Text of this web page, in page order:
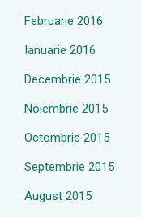
Februarie 2016
Ianuarie 2016
Decembrie 2015
Noiembrie 2015
Octombrie 2015
Septembrie 2015
August 2015